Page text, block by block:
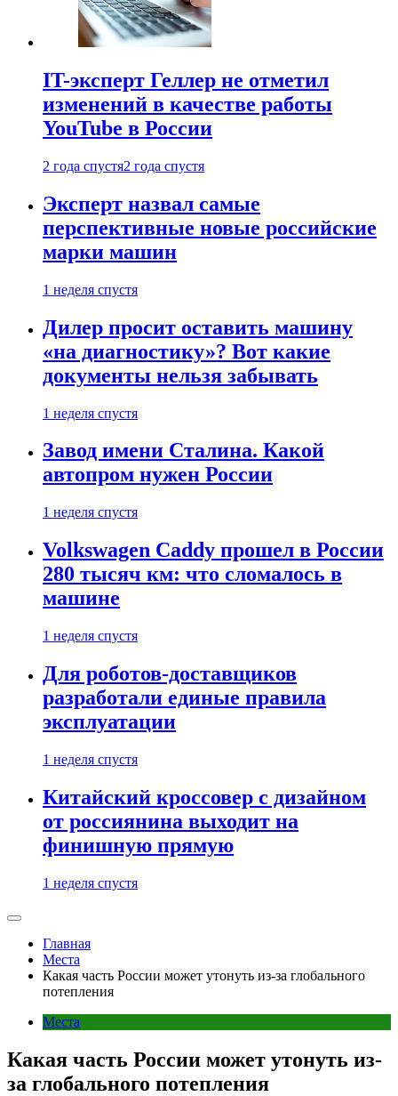
IT-эксперт Геллер не отметил
изменений в качестве работы
YouTube в России
2 года спустя2 года спустя
Эксперт назвал самые
перспективные новые российские
марки машин
1 неделя спустя
Дилер просит оставить машину
«на диагностику»? Вот какие
документы нельзя забывать
1 неделя спустя
Завод имени Сталина. Какой
автопром нужен России
1 неделя спустя
Volkswagen Caddy прошел в России
280 тысяч км: что сломалось в
машине
1 неделя спустя
Для роботов-доставщиков
разработали единые правила
эксплуатации
1 неделя спустя
Китайский кроссовер с дизайном
от россиянина выходит на
финишную прямую
1 неделя спустя
Главная
Места
Какая часть России может утонуть из-за глобального
потепления
Места
Какая часть России может утонуть из-
за глобального потепления